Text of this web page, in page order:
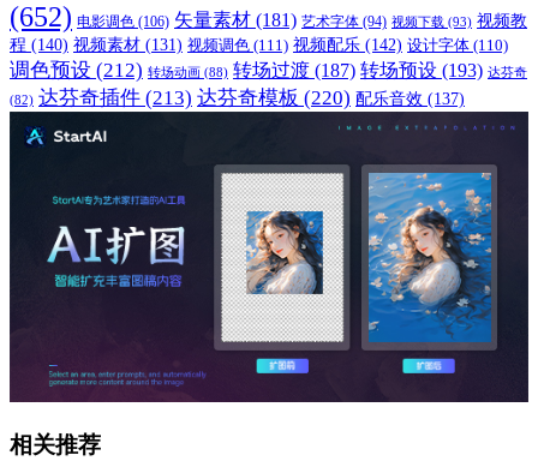
(652) 电影调色 (106) 矢量素材 (181) 艺术字体 (94) 视频下载 (93) 视频教
程 (140) 视频素材 (131) 视频调色 (111) 视频配乐 (142) 设计字体 (110)
调色预设 (212) 转场动画 (88) 转场过渡 (187) 转场预设 (193) 达芬奇
(82) 达芬奇插件 (213) 达芬奇模板 (220) 配乐音效 (137)
相关推荐